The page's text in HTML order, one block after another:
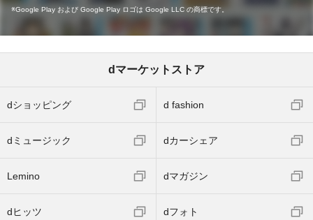
Google Play および Google Play ロゴは Google LLC の商標です。
dマーケットストア
dショッピング d fashion
dミュージック dカーシェア
Lemino dマガジン
dヒッツ dフォト